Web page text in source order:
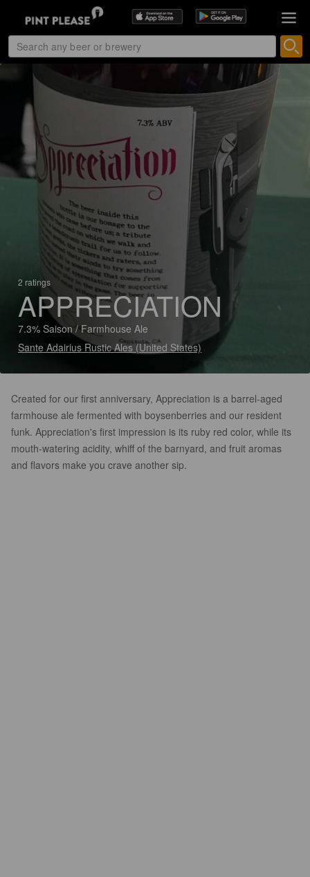
2 ratings
APPRECIATION
7.3% Saison / Farmhouse Ale
Sante Adairius Rustic Ales (United States)
Created for our first anniversary, Appreciation is a barrel-aged
farmhouse ale fermented with boysenberries and our resident
funk. Appreciation's first impression is its ruby red color, while its
mouth-watering acidity, whiff of the barnyard, and fruit aromas
and flavors make you crave another sip.